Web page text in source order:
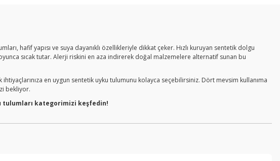
hafif yapısı ve suya dayanıklı özellikleriyle dikkat çeker. Hızlı kuruyan sentetik dolgu
sıcak tutar. Alerji riskini en aza indirerek doğal malzemelere alternatif sunan bu
en uygun sentetik uyku tulumunu kolayca seçebilirsiniz. Dört mevsim kullanıma
bekliyor.
tulumları kategorimizi keşfedin!